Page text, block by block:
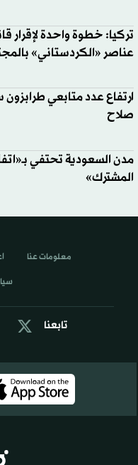
تركيا: خطوة واحدة لإقرار
عناصر «الكردستاني»
ارتفاع عدد متابعي
صلاح
مدن السعودية تحتفي
المشترك»
تابعنا
معلومات عنا